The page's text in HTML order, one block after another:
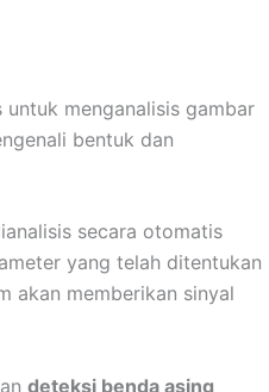
menganalisis gambar
bentuk dan
secara otomatis
yang telah ditentukan
akan memberikan sinyal
deteksi benda asing